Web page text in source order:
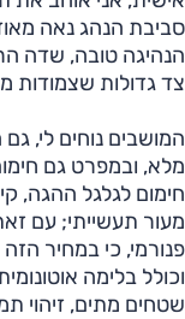
סביבת הנהג נאה
הנהיגה טובה, שדה
צד גדולות שצמודות
המושבים נוחים לי,
מלא, ובמפרט גם
חימום לגלגל ההגה,
מעור תעשייתי; עם
פנורמי, כי במחיר
וכולל בלימה
שטחים מתים, זיהוי